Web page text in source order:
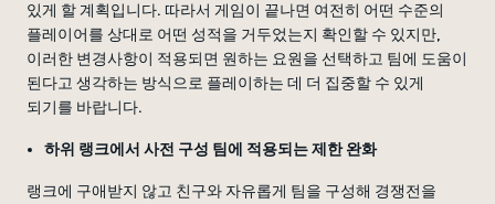
있게 할 계획입니다. 따라서 게임이 끝나면 여전히 어떤 수준의
플레이어를 상대로 어떤 성적을 거두었는지 확인할 수 있지만,
이러한 변경사항이 적용되면 원하는 요원을 선택하고 팀에 도움이
된다고 생각하는 방식으로 플레이하는 데 더 집중할 수 있게
되기를 바랍니다.
하위 랭크에서 사전 구성 팀에 적용되는 제한 완화
랭크에 구애받지 않고 친구와 자유롭게 팀을 구성해 경쟁전을